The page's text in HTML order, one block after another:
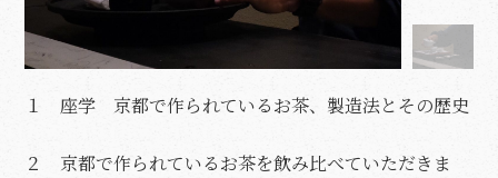
１ 座学 京都で作られているお茶、製造法とその歴史
２ 京都で作られているお茶を飲み比べていただきま